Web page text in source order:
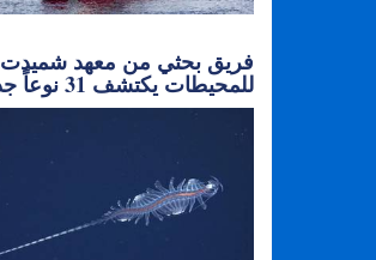
فريق بحثي من معهد شميدت
للمحيطات يكتشف 31 نوعاً جديداً